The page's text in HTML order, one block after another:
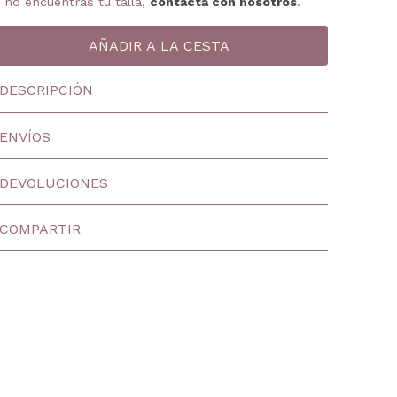
DESCRIPCIÓN
ENVÍOS
DEVOLUCIONES
COMPARTIR